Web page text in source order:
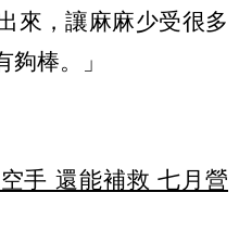
來，讓麻麻少受很多
棒。」
手 還能補救 七月營